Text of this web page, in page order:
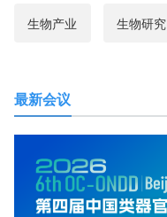
生物产业 生物研究
最新会议